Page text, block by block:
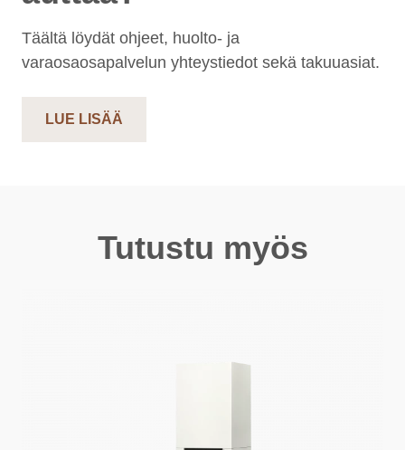
Täältä löydät ohjeet, huolto- ja
varaosaosapalvelun yhteystiedot sekä takuuasiat.
LUE LISÄÄ
Tutustu myös